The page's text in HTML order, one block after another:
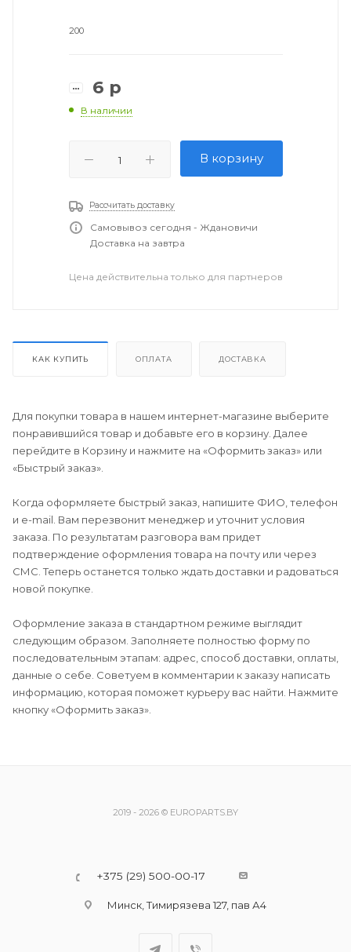
200
6 р
В наличии
В корзину
Рассчитать доставку
Самовывоз сегодня - Ждановичи
Доставка на завтра
Цена действительна только для партнеров
КАК КУПИТЬ ОПЛАТА ДОСТАВКА
Для покупки товара в нашем интернет-магазине выберите
понравившийся товар и добавьте его в корзину. Далее
перейдите в Корзину и нажмите на «Оформить заказ» или
«Быстрый заказ».
Когда оформляете быстрый заказ, напишите ФИО, телефон
и e-mail. Вам перезвонит менеджер и уточнит условия
заказа. По результатам разговора вам придет
подтверждение оформления товара на почту или через
СМС. Теперь останется только ждать доставки и радоваться
новой покупке.
Оформление заказа в стандартном режиме выглядит
следующим образом. Заполняете полностью форму по
последовательным этапам: адрес, способ доставки, оплаты,
данные о себе. Советуем в комментарии к заказу написать
информацию, которая поможет курьеру вас найти. Нажмите
кнопку «Оформить заказ».
2019 - 2026 © EUROPARTS.BY
+375 (29) 500-00-17
Минск, Тимирязева 127, пав А4